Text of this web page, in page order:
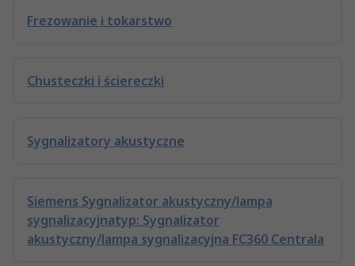
Frezowanie i tokarstwo
Chusteczki i ściereczki
Sygnalizatory akustyczne
Siemens Sygnalizator akustyczny/lampa
sygnalizacyjnatyp: Sygnalizator
akustyczny/lampa sygnalizacyjna FC360 Centrala